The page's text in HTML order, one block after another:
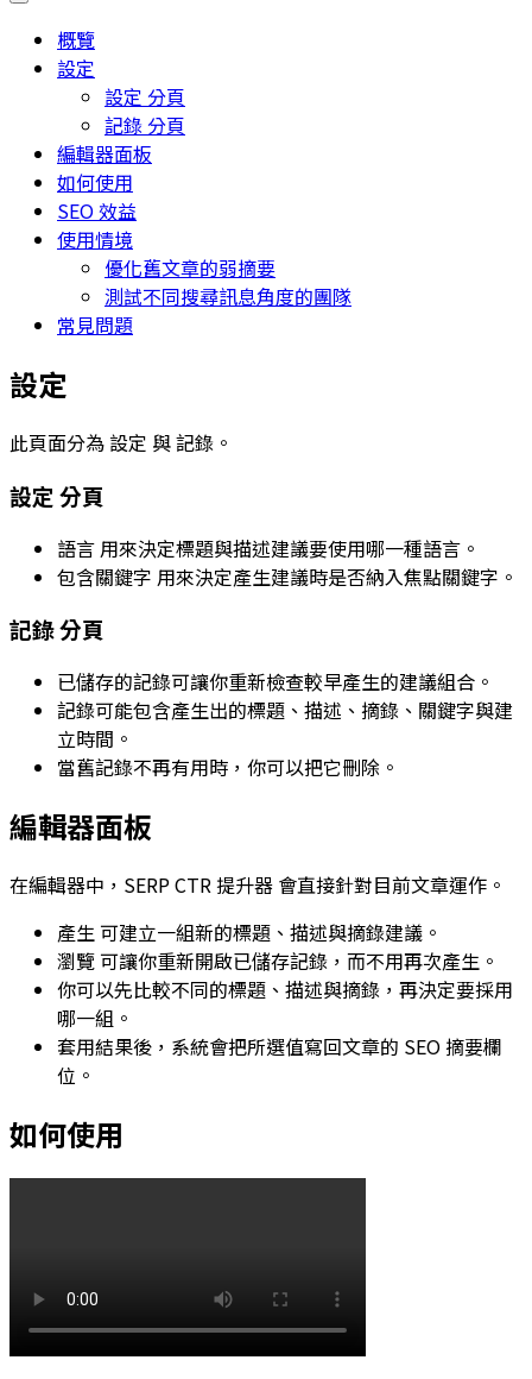
概覽
設定
設定 分頁
記錄 分頁
編輯器面板
如何使用
SEO 效益
使用情境
優化舊文章的弱摘要
測試不同搜尋訊息角度的團隊
常見問題
設定
此頁面分為 設定 與記錄 。
設定 分頁
語言 用來決定標題與描述建議要使用哪一種語言。
包含關鍵字 用來決定產生建議時是否納入焦點關鍵字。
記錄分頁
已儲存的記錄可讓你重新檢查較早產生的建議組合。
記錄可能包含產生出的標題、描述、摘錄、關鍵字與建
立時間。
當舊記錄不再有用時，你可以把它刪除。
編輯器面板
在編輯器中， SERP CTR 提升器 會直接針對目前文章運作。
產生 可建立一組新的標題、描述與摘錄建議。
瀏覽 可讓你重新開啟已儲存記錄，而不用再次產生。
你可以先比較不同的標題、描述與摘錄，再決定要採用
哪一組。
套用結果後，系統會把所選值寫回文章的 SEO 摘要欄
位。
如何使用